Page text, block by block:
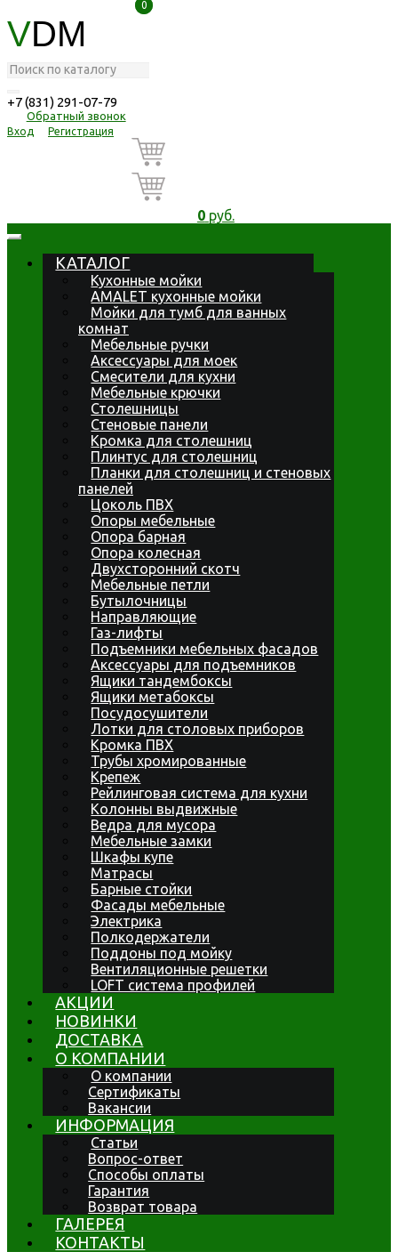
VDM
+7 (831) 291-07-79
Обратный звонок
Вход Регистрация
0
0
0руб.
КАТАЛОГ
Кухонные мойки
AMALET кухонные мойки
Мойки для тумб для ванных
комнат
Мебельные ручки
Аксессуары для моек
Смесители для кухни
Мебельные крючки
Столешницы
Стеновые панели
Кромка для столешниц
Плинтус для столешниц
Планки для столешниц и стеновых
панелей
Цоколь ПВХ
Опоры мебельные
Опора барная
Опора колесная
Двухсторонний скотч
Мебельные петли
Бутылочницы
Направляющие
Газ-лифты
Подъемники мебельных фасадов
Аксессуары для подъемников
Ящики тандембоксы
Ящики метабоксы
Посудосушители
Лотки для столовых приборов
Кромка ПВХ
Трубы хромированные
Крепеж
Рейлинговая система для кухни
Колонны выдвижные
Ведра для мусора
Мебельные замки
Шкафы купе
Матрасы
Барные стойки
Фасады мебельные
Электрика
Полкодержатели
Поддоны под мойку
Вентиляционные решетки
LOFT система профилей
АКЦИИ
НОВИНКИ
ДОСТАВКА
О КОМПАНИИ
О компании
Сертификаты
Вакансии
ИНФОРМАЦИЯ
Статьи
Вопрос-ответ
Способы оплаты
Гарантия
Возврат товара
ГАЛЕРЕЯ
КОНТАКТЫ